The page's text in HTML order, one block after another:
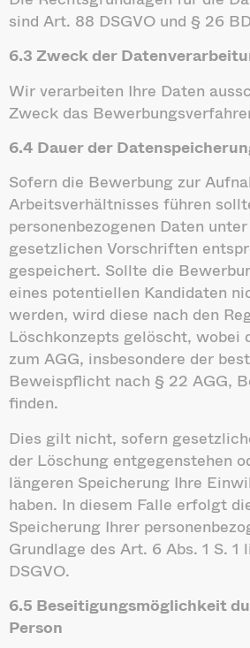
sind Art. 88 DSGVO und § 26
6.3 Zweck der
Wir verarbeiten Ihre Daten
Zweck das
6.4 Dauer der
Sofern die Bewerbung zur
Arbeitsverhältnisses führen
personenbezogenen Daten
gesetzlichen Vorschriften
gespeichert. Sollte die
eines potentiellen Kandidaten
werden, wird diese nach den
Löschkonzepts gelöscht, wobei
zum AGG, insbesondere der
Beweispflicht nach § 22 AGG,
finden.
Dies gilt nicht, sofern
der Löschung entgegenstehen
längeren Speicherung Ihre
haben. In diesem Falle erfolgt
Speicherung Ihrer
Grundlage des Art. 6 Abs. 1 S.
DSGVO.
6.5 Beseitigungsmöglichkeit
Person